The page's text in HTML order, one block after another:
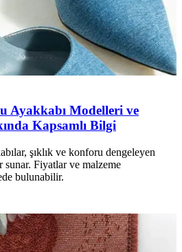
Ayakkabı Modelleri ve
Kapsamlı Bilgi
şıklık ve konforu dengeleyen
sunar. Fiyatlar ve malzeme
bulunabilir.